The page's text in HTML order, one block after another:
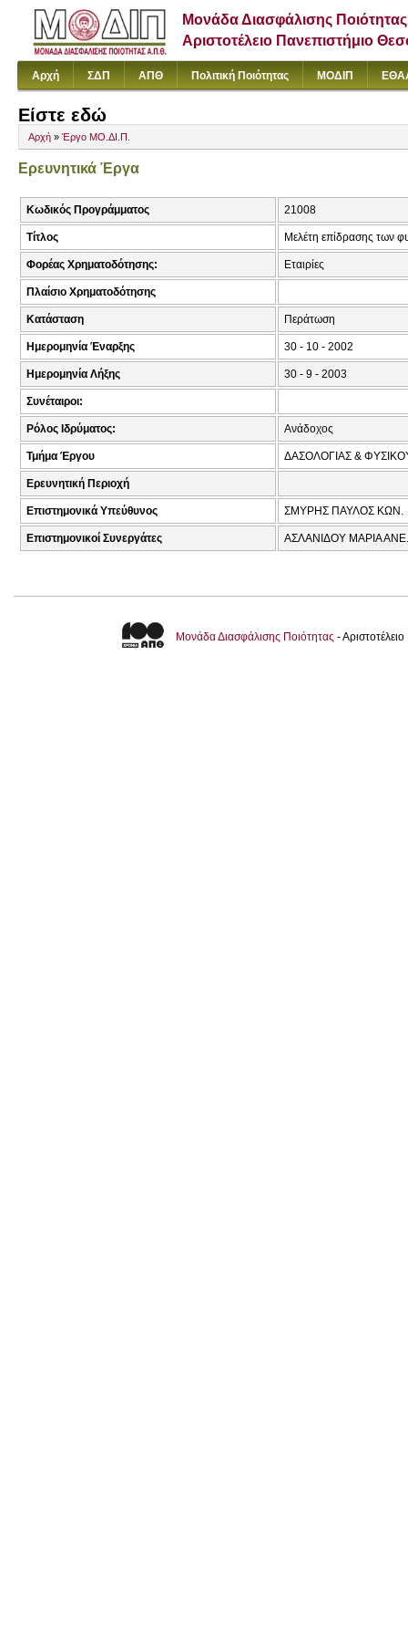
Μονάδα Διασφάλισης Ποιότητας
Αριστοτέλειο Πανεπιστήμιο
Αρχή ΣΔΠ ΑΠΘ Πολιτική Ποιότητας ΜΟΔΙΠ
Είστε εδώ
Αρχή » Έργο ΜΟ.ΔΙ.Π.
Ερευνητικά Έργα
Κωδικός Προγράμματος 21008
Τίτλος Μελέτη επίδρασης των
Φορέας Χρηματοδότησης: Εταιρίες
Πλαίσιο Χρηματοδότησης
Κατάσταση Περάτωση
Ημερομηνία Έναρξης 30 - 10 - 2002
Ημερομηνία Λήξης 30 - 9 - 2003
Συνέταιροι:
Ρόλος Ιδρύματος: Ανάδοχος
Τμήμα Έργου ΔΑΣΟΛΟΓΙΑΣ &
Ερευνητική Περιοχή
Επιστημονικά Υπεύθυνος ΣΜΥΡΗΣ ΠΑΥΛΟΣ ΚΩΝ.
Επιστημονικοί Συνεργάτες ΑΣΛΑΝΙΔΟΥ ΜΑΡΙΑ
Μονάδα Διασφάλισης Ποιότητας -